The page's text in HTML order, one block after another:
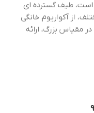
است، طیف گسترده ای
از آکواریوم خانگی
مقیاس بزرگ، ارائه